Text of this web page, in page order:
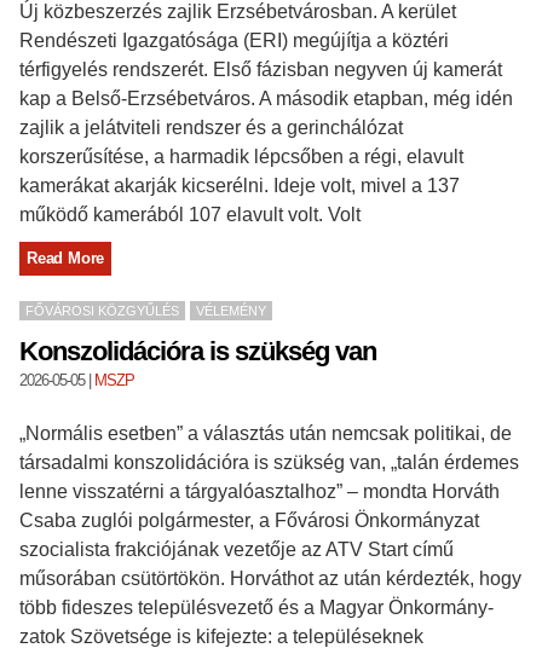
Új közbeszerzés zajlik Erzsébetvárosban. A kerület
Rendészeti Igazgatósága (ERI) megújítja a köztéri
térfigyelés rendszerét. Első fázisban negyven új kamerát
kap a Belső-Erzsébetváros. A második etapban, még idén
zajlik a jelátviteli rendszer és a gerinchálózat
korszerűsítése, a harmadik lépcsőben a régi, elavult
kamerákat akarják kicserélni. Ideje volt, mivel a 137
működő kamerából 107 elavult volt. Volt
Read More
FŐVÁROSI KÖZGYŰLÉS VÉLEMÉNY
Konszolidációra is szükség van
2026-05-05| MSZP
„Normális esetben” a választás után nemcsak politikai, de
társadalmi konszolidációra is szükség van, „talán érdemes
lenne visszatérni a tárgyalóasztalhoz” – mondta Horváth
Csaba zuglói polgármester, a Fővárosi Önkormányzat
szocialista frakciójának vezetője az ATV Start című
műsorában csütörtökön. Horváthot az után kérdezték, hogy
több fideszes településvezető és a Magyar Önkormány-
zatok Szövetsége is kifejezte: a településeknek